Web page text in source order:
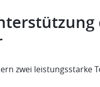
zwei leistungsstarke